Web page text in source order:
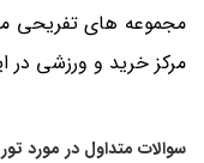
مرکز خرید و ورزشی
سوالات متداول در مورد